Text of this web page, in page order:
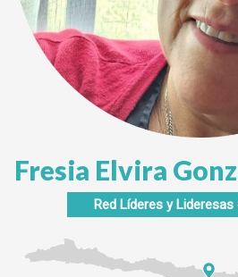
Fresia Elvira
Red Líderes y Lideresas